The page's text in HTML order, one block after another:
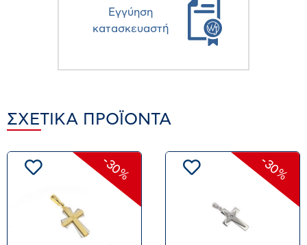
Eγγύηση
κατασκευαστή
ΣΧΕΤΙΚΆ ΠΡΟΪΌΝΤΑ
-30% -30%